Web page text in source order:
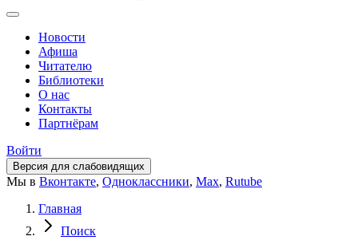
Новости
Афиша
Читателю
Библиотеки
О нас
Контакты
Партнёрам
Войти
Версия для слабовидящих
Мы в Вконтакте, Одноклассники, Max, Rutube
Главная
Поиск